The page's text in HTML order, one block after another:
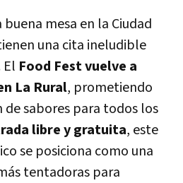
mesa en la Ciudad
una cita ineludible
El Food Fest vuelve a
La Rural, prometiendo
sabores para todos los
libre y gratuita, este
se posiciona como una
tentadoras para